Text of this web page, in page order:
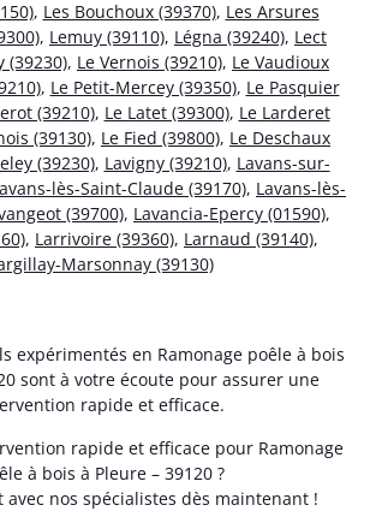
, Les Bouchoux (39370), Les Arsures
, Lemuy (39110), Légna (39240), Lect
(39230), Le Vernois (39210), Le Vaudioux
, Le Petit-Mercey (39350), Le Pasquier
(39210), Le Latet (39300), Le Larderet
(39130), Le Fied (39800), Le Deschaux
(39230), Lavigny (39210), Lavans-sur-
lès-Saint-Claude (39170), Lavans-lès-
(39700), Lavancia-Epercy (01590),
, Larrivoire (39360), Larnaud (39140),
Marsonnay (39130)
expérimentés en Ramonage poêle à bois
sont à votre écoute pour assurer une
rapide et efficace.
rapide et efficace pour Ramonage
à bois à Pleure – 39120 ?
avec nos spécialistes dès maintenant !